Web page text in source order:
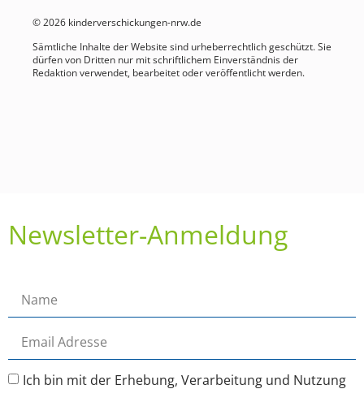
© 2026 kinderverschickungen-nrw.de
Sämtliche Inhalte der Website sind urheberrechtlich geschützt. Sie
dürfen von Dritten nur mit schriftlichem Einverständnis der
Redaktion verwendet, bearbeitet oder veröffentlicht werden.
Newsletter-Anmeldung
Ich bin mit der Erhebung, Verarbeitung und Nutzung